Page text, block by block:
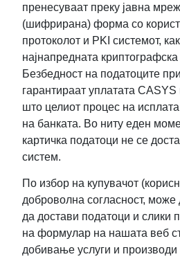
пренесуваат преку јавна
(шифрирана) форма со
протоколот и PKI системот,
најнапредната криптографска
Безбедност на податоците
гарантираат уплатата
што целиот процес на
на банката. Во ниту еден
картичка податоци не се
систем.
По избор на купувачот
доброволна согласност,
да достави податоци и слики
на формулар на нашата веб
добивање услуги и